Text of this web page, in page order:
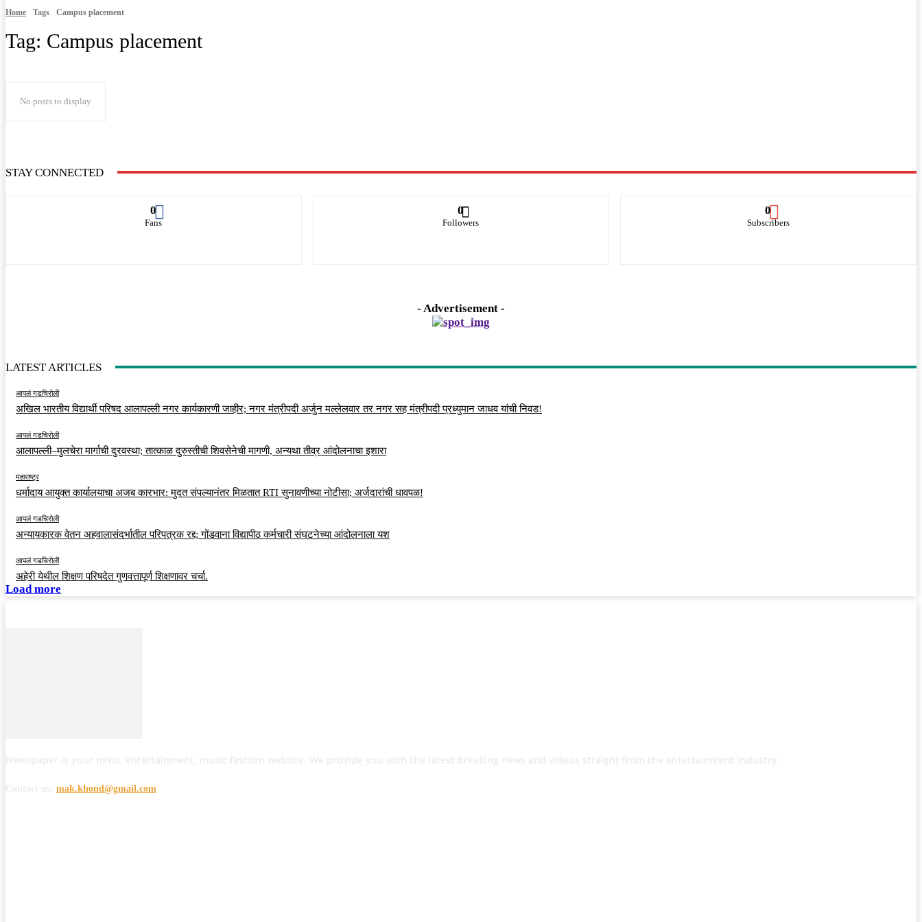
Home Tags Campus placement
Tag: Campus placement
No posts to display
STAY CONNECTED
0
Fans
0
Followers
0
Subscribers
- Advertisement -
LATEST ARTICLES
आपलं गडचिरोली
अखिल भारतीय विद्यार्थी परिषद आलापल्ली नगर कार्यकारणी जाहीर; नगर मंत्रीपदी अर्जुन मल्लेलवार तर नगर सह मंत्रीपदी प्रध्युमान जाधव यांची निवड!
आपलं गडचिरोली
आलापल्ली–मुलचेरा मार्गाची दुरवस्था; तात्काळ दुरुस्तीची शिवसेनेची मागणी, अन्यथा तीव्र आंदोलनाचा इशारा
महाराष्ट्र
धर्मादाय आयुक्त कार्यालयाचा अजब कारभार: मुदत संपल्यानंतर मिळतात RTI सुनावणीच्या नोटीसा; अर्जदारांची धावपळ!
आपलं गडचिरोली
अन्यायकारक वेतन अहवालासंदर्भातील परिपत्रक रद्द; गोंडवाना विद्यापीठ कर्मचारी संघटनेच्या आंदोलनाला यश
आपलं गडचिरोली
अहेरी येथील शिक्षण परिषदेत गुणवत्तापूर्ण शिक्षणावर चर्चा.
Load more
mak.khond@gmail.com